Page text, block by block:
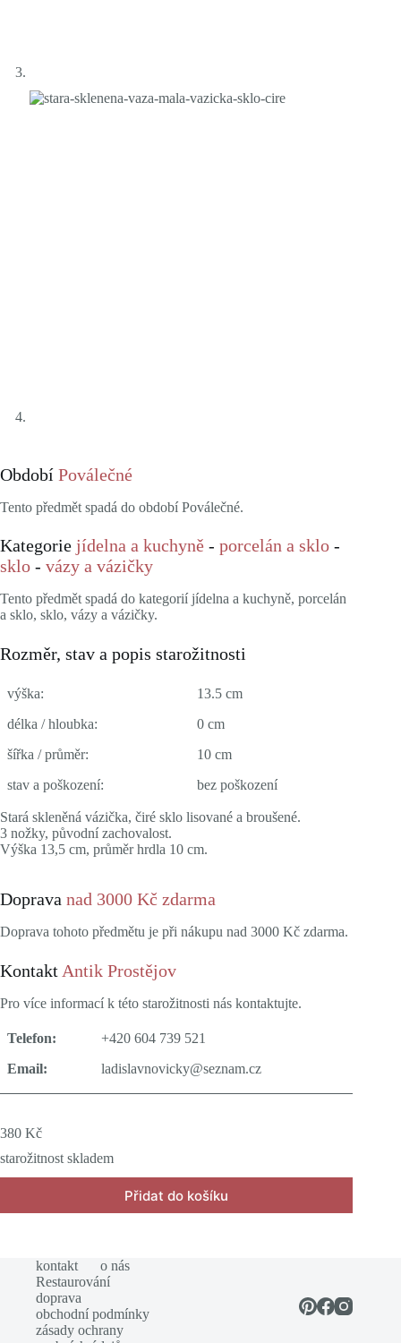
Období Poválečné
Tento předmět spadá do období Poválečné.
Kategorie jídelna a kuchyně - porcelán a sklo -
sklo - vázy a vázičky
Tento předmět spadá do kategorií jídelna a kuchyně, porcelán
a sklo, sklo, vázy a vázičky.
Rozměr, stav a popis starožitnosti
výška:
13.5 cm
délka / hloubka:
0 cm
šířka / průměr:
10 cm
stav a poškození:
bez poškození
Stará skleněná vázička, čiré sklo lisované a broušené.
3 nožky, původní zachovalost.
Výška 13,5 cm, průměr hrdla 10 cm.
Doprava nad 3000 Kč zdarma
Doprava tohoto předmětu je při nákupu nad 3000 Kč zdarma.
Kontakt Antik Prostějov
Pro více informací k této starožitnosti nás kontaktujte.
Telefon:
+420 604 739 521
Email:
ladislavnovicky@seznam.cz
380 Kč
starožitnost skladem
Přidat do košíku
kontakt
o nás
Restaurování
doprava
obchodní podmínky
zásady ochrany